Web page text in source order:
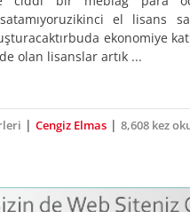
el lisans
ekonomiye
olan lisanslar artık ...
| Cengiz Elmas| 8,608 kez